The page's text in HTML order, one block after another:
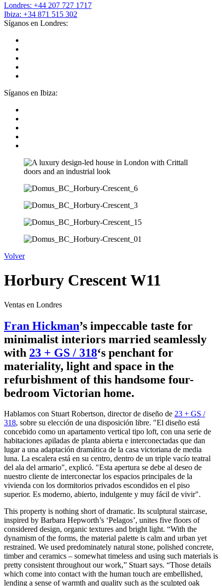
Londres: +44 207 727 1717
Ibiza: +34 871 515 302
Síganos en Londres:
Síganos en Ibiza:
Volver
Horbury Crescent W11
Ventas en Londres
Fran Hickman’s impeccable taste for
minimalist interiors married seamlessly
with 23 + GS / 318‘s penchant for
materiality, light and space in the
refurbishment of this handsome four-
bedroom Victorian home.
Hablamos con Stuart Robertson, director de diseño de 23 + GS /
318, sobre su elección de una disposición libre. "El diseño está
concebido como un apartamento vertical tipo loft, con una serie de
habitaciones apiladas de planta abierta e interconectadas que dan
lugar a una adaptación dramática de la casa victoriana de media
luna. La escalera está en su centro, dentro de un triple vacío teatral
del ala del armario", explicó. "Esta apertura se debe al deseo de
nuestro cliente de interconectar los espacios principales de la
vivienda con los dormitorios privados escondidos en el piso
superior. Es moderno, abierto, indulgente y muy fácil de vivir".
This property is nothing short of dramatic. Its sculptural staircase,
inspired by Barbara Hepworth’s ‘Pelagos’, unites five floors of
considered design, organic textures and bright light. “With the
dynamism of the forms, the material palette is calm and urban yet
restrained. We used predominately natural stone, polished concrete,
timber and ceramics – somewhat timeless and using such materials is
pretty consistent throughout our work,” Stuart says. “Those details
which come into contact with the human touch are embellished,
lending a sense of warmth and quality such as the sculpted oak